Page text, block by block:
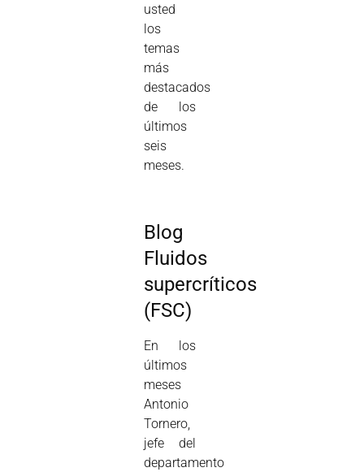
usted
los
temas
más
destacados
de los
últimos
seis
meses.
Blog
Fluidos
supercríticos
(FSC)
En los
últimos
meses
Antonio
Tornero,
jefe del
departamento